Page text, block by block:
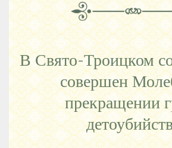
В Свято-Троицком
совершен
прекращении